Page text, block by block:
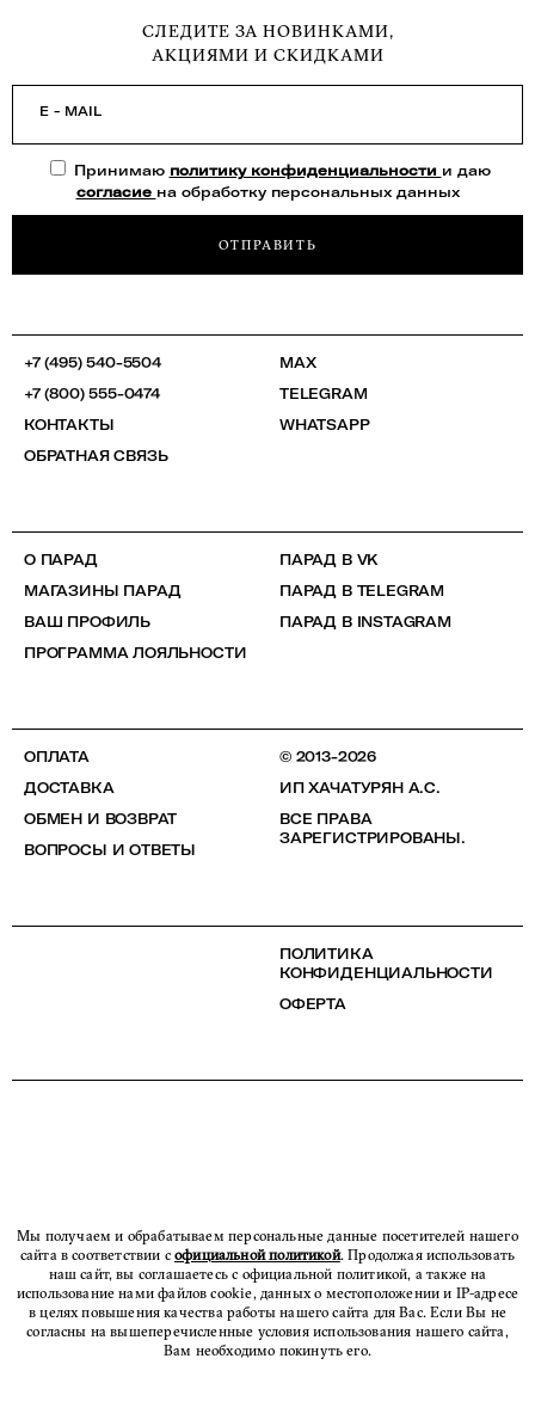
СЛЕДИТЕ ЗА НОВИНКАМИ,
АКЦИЯМИ И СКИДКАМИ
E - MAIL
Принимаю политику конфиденциальности и даю
согласие на обработку персональных данных
ОТПРАВИТЬ
+7 (495) 540-5504
+7 (800) 555-0474
КОНТАКТЫ
ОБРАТНАЯ СВЯЗЬ
MAX
TELEGRAM
WHATSAPP
О ПАРАД
МАГАЗИНЫ ПАРАД
ВАШ ПРОФИЛЬ
ПРОГРАММА ЛОЯЛЬНОСТИ
ПАРАД В VK
ПАРАД В TELEGRAM
ПАРАД В INSTAGRAM
ОПЛАТА
ДОСТАВКА
ОБМЕН И ВОЗВРАТ
ВОПРОСЫ И ОТВЕТЫ
© 2013-2026
ИП ХАЧАТУРЯН А.С.
ВСЕ ПРАВА
ЗАРЕГИСТРИРОВАНЫ.
ПОЛИТИКА
КОНФИДЕНЦИАЛЬНОСТИ
ОФЕРТА
Мы получаем и обрабатываем персональные данные посетителей нашего
сайта в соответствии софициальной политикой. Продолжая использовать
наш сайт, вы соглашаетесь с официальной политикой, а также на
использование нами файлов cookie, данных о местоположении и IP-адресе
в целях повышения качества работы нашего сайта для Вас. Если Вы не
согласны на вышеперечисленные условия использования нашего сайта,
Вам необходимо покинуть его.